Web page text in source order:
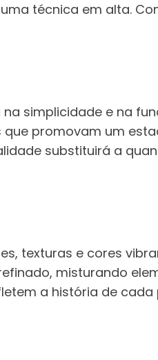
técnica em alta.
simplicidade e na
promovam um
substituirá a
texturas e cores
misturando
a história de cada